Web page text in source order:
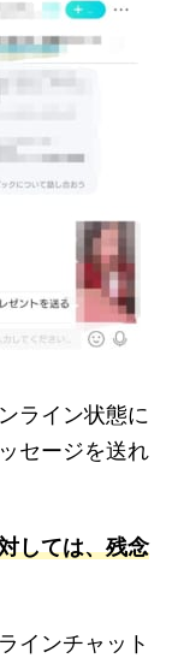
ライン状態に
セージを送れ
しては、残念
インチャット